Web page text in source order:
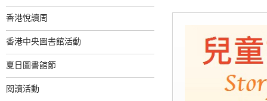
香港悅讀周
香港中央圖書館活動
夏日圖書館節
閱讀活動